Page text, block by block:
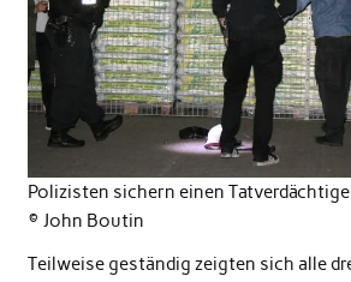
Polizisten sichern einen
© John Boutin
Teilweise geständig zeigten sich alle